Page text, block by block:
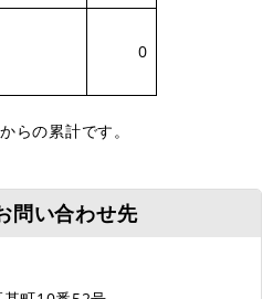
0
らの累計です。
問い合わせ先